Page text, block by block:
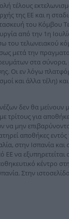
τέλους
της ΕΕ και η
του Κόμβου
από την 1η
του τελωνειακού
μετά την
στα σύνορα,
Οι εν λόγω
και άλλα τέλη)
δεν θα
τρίτους για
να μην
αποθήκες
στην Ισπανία
να εξυπηρετείται
κέντρο
Στην